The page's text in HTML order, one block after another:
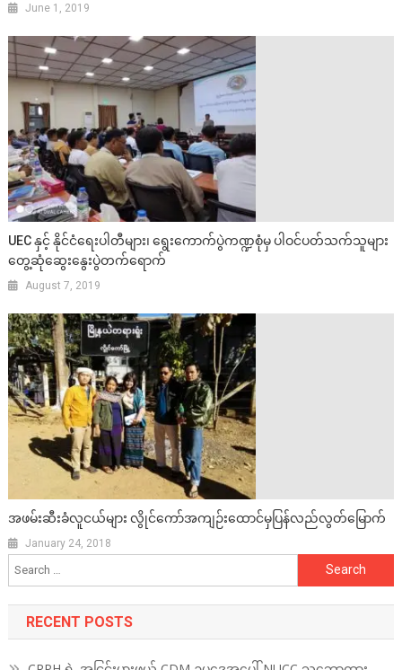
June 1, 2019
UEC နှင့် နိုင်ငံရေးပါတီများ၊ ရွေးကောက်ပွဲကဏ္ဍစုံမှ ပါဝင်ပတ်သက်သူများ
တွေ့ဆုံဆွေးနွေးပွဲတက်ရောက်
August 7, 2019
အဖမ်းဆီးခံလူငယ်များ လွိုင်ကော်အကျဉ်းထောင်မှပြန်လည်လွတ်မြောက်
January 24, 2018
Search
for:
RECENT POSTS